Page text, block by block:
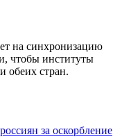
на синхронизацию
чтобы институты
обеих стран.
за оскорбление